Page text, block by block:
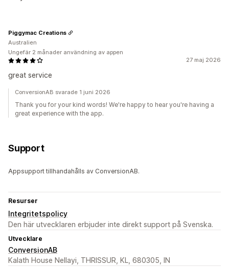
27 maj 2026
great service
Piggymac Creations
Australien
Ungefär 2 månader användning av appen
ConversionAB svarade 1 juni 2026
Thank you for your kind words! We're happy to hear you're having a
great experience with the app.
Support
Appsupport tillhandahålls av ConversionAB.
Resurser
Integritetspolicy
Den här utvecklaren erbjuder inte direkt support på Svenska.
Utvecklare
ConversionAB
Kalath House Nellayi, THRISSUR, KL, 680305, IN